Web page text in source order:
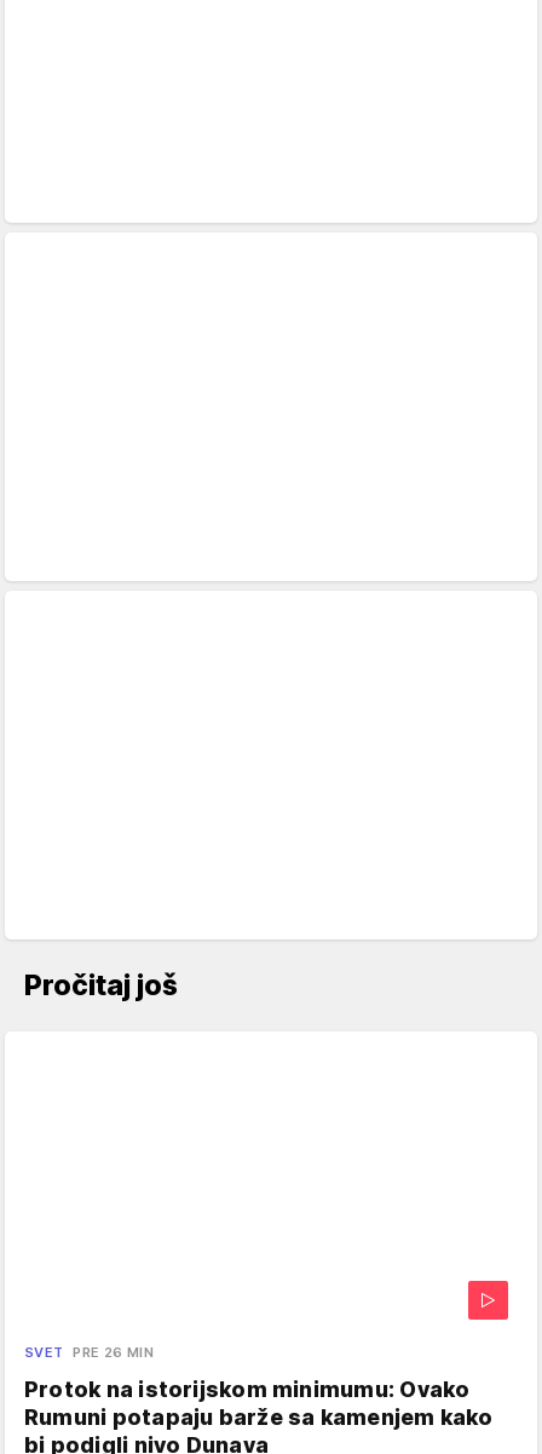
Pročitaj još
SVET PRE 26 MIN
Protok na istorijskom minimumu: Ovako
Rumuni potapaju barže sa kamenjem kako
bi podigli nivo Dunava